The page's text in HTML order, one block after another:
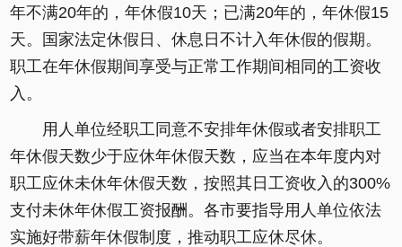
年不满20年的，年休假10天；已满20年的，年休假15
天。国家法定休假日、休息日不计入年休假的假期。
职工在年休假期间享受与正常工作期间相同的工资收
入。
用人单位经职工同意不安排年休假或者安排职工
年休假天数少于应休年休假天数，应当在本年度内对
职工应休未休年休假天数，按照其日工资收入的300%
支付未休年休假工资报酬。各市要指导用人单位依法
实施好带薪年休假制度，推动职工应休尽休。